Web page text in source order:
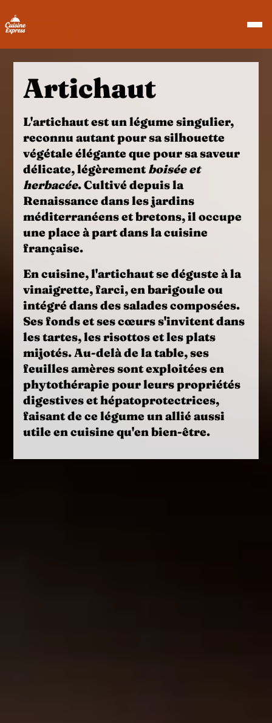
Artichaut
L'artichautest un légume singulier,
reconnu autant pour sa silhouette
végétale élégante que pour sa saveur
délicate, légèrementboisée et
herbacée. Cultivé depuis la
Renaissance dans les jardins
méditerranéens et bretons, il occupe
une place à part dans la cuisine
française.
En cuisine, l'artichautse déguste à la
vinaigrette, farci, en barigoule ou
intégré dans des salades composées.
Ses fonds et ses cœurs s'invitent dans
les tartes, les risottos et les plats
mijotés. Au-delà de la table, ses
feuilles amères sont exploitées en
phytothérapiepour leurs propriétés
digestives et hépatoprotectrices,
faisant de ce légume un allié aussi
utile en cuisine qu'en bien-être.